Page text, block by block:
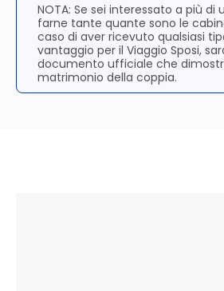
NOTA: Se sei interessato a più di
farne tante quante sono le
caso di aver ricevuto qualsiasi
vantaggio per il Viaggio Sposi,
documento ufficiale che
matrimonio della coppia.